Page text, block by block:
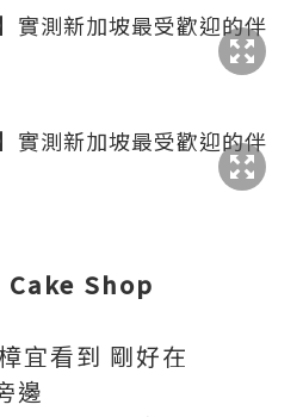
Cake Shop
宜看到 剛好在
邊